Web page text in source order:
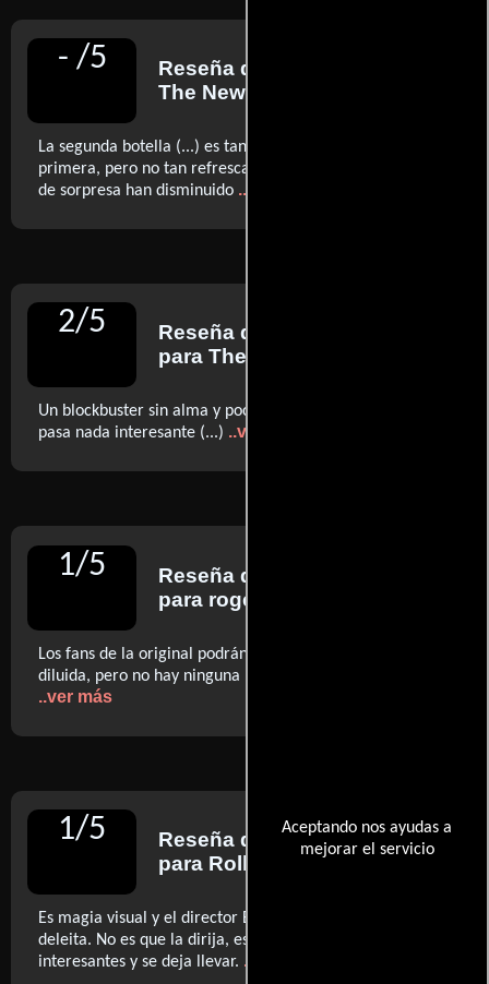
Aceptando nos ayudas a
mejorar el servicio
- /5 Reseña de
The New York Times
La segunda botella (...) es tan burbujeante como la
primera, pero no tan refrescante. El placer y la sensación
de sorpresa han disminuido ..ver más
2/5 Reseña de
para The Guardian
Un blockbuster sin alma y poco inspirado en el que no
pasa nada interesante (...) ..ver más
1/5 Reseña de
para rogerebert.com
Los fans de la original podrán disfrutarla de manera
diluida, pero no hay ninguna necesidad de que exista (...)
..ver más
1/5 Reseña de
Peter Travers
para Rolling Stone
Es magia visual y el director Barry Sonnenfeld (...) se
deleita. No es que la dirija, es que la carga de cosas
interesantes y se deja llevar. ..ver más